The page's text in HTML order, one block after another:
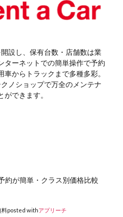
設し、保有台数・店舗数は業
ターネットでの簡単操作で予約
からトラックまで多種多彩。
ノショップで万全のメンテナ
できます。
約が簡単・クラス別価格比較
料posted withアプリーチ